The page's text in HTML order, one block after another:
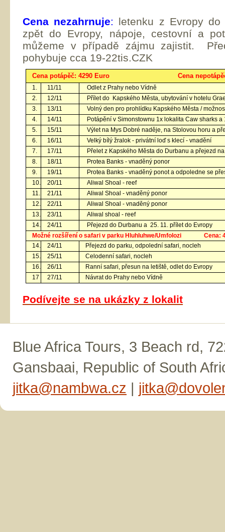
Cena nezahrnuje: letenku z Evropy do
zpět do Evropy, nápoje, cestovní a
můžeme v případě zájmu zajistit.
pohybuje cca 19-22tis.CZK
Cena potápěč: 4290 Euro Cena nepotápěč:
1. 11/11
Odlet z Prahy nebo Vídně
2.
12/11
Přílet do Kapského Města, ubytování v hotelu
3.
13/11
Volný den pro prohlídku Kapského Města /
4.
14/11
Potápění v Simonstownu 1x lokalita Caw sharks
5.
15/11
Výlet na Mys Dobré naděje, na Stolovou horu a
6.
16/11
Velký bílý žralok - privátní loď s klecí - vnadění
7.
17/11
Přelet z Kapského Města do Durbanu a přejezd
8.
18/11
Protea Banks - vnaděný ponor
9.
19/11
Protea Banks - vnaděný ponot a odpoledne se
10.
20/11
Aliwal Shoal - reef
11.
21/11
Aliwal Shoal - vnaděný ponor
12.
22/11
Aliwal Shoal - vnaděný ponor
13.
23/11
Aliwal shoal - reef
14.
24/11
Přejezd do Durbanu a 25. 11. přílet do Evropy
Možné rozšíření o safari v parku Hluhluhwe/Umfolozi Cena:
14.
24/11
Přejezd do parku, odpolední safari, nocleh
15.
25/11
Celodenní safari, nocleh
16.
26/11
Ranní safari, přesun na letiště, odlet do Evropy
17
27/11 Návrat do Prahy nebo Vídně
Podívejte se na ukázky z lokalit
Blue Africa Tours, 3 Beach rd,
Gansbaai, Republic of South
jitka@nambwa.cz |